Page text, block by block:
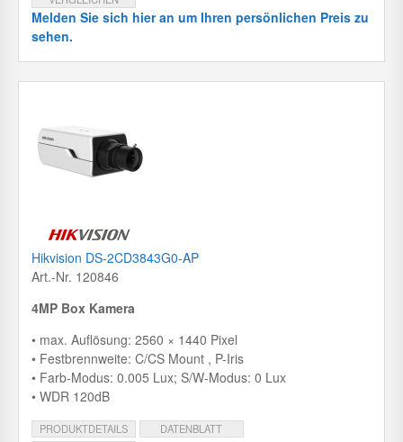
Melden Sie sich hier an um Ihren persönlichen Preis zu
sehen.
Hikvision DS-2CD3843G0-AP
Art.-Nr. 120846
4MP Box Kamera
• max. Auflösung: 2560 × 1440 Pixel
• Festbrennweite: C/CS Mount , P-Iris
• Farb-Modus: 0.005 Lux; S/W-Modus: 0 Lux
• WDR 120dB
PRODUKTDETAILS
DATENBLATT